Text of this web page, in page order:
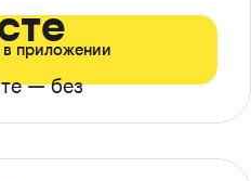
— без
приложении